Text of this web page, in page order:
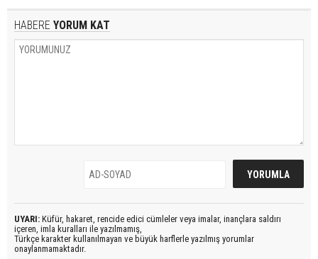
HABERE YORUM KAT
UYARI: Küfür, hakaret, rencide edici cümleler veya imalar, inançlara saldırı
içeren, imla kuralları ile yazılmamış,
Türkçe karakter kullanılmayan ve büyük harflerle yazılmış yorumlar
onaylanmamaktadır.